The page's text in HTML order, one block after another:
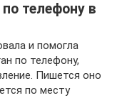
телефону в
и помогла
по телефону,
Пишется оно
по месту